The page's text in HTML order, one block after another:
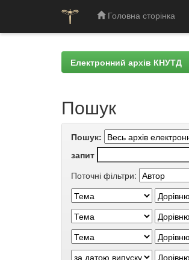
Головна сторінка
Електронний архів КНУТД
Пошук
Пошук:
запит
Поточні фільтри: